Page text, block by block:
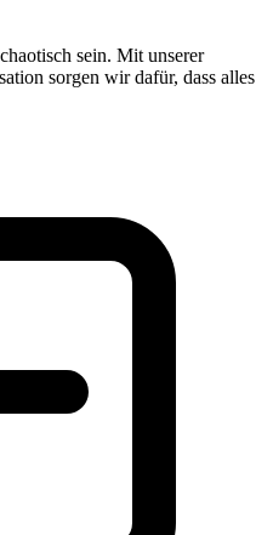
sein. Mit unserer
sorgen wir dafür, dass alles